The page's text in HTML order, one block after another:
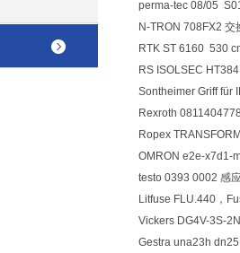
perma-tec 08/05
N-TRON 708FX2 交
RTK ST 6160 530
RS ISOLSEC
Sontheimer Griff für
Rexroth
Ropex
OMRON e2e-x7d1-
testo 0393 0002 感
Litfuse FLU.440，
Vickers DG4V-3S-
Gestra una23h